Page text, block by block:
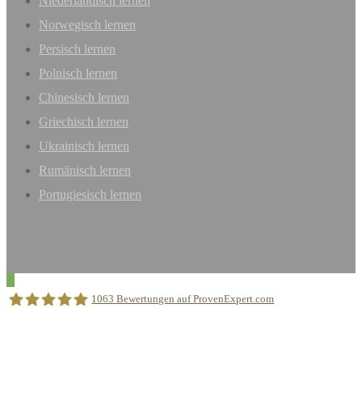
Norwegisch lernen
Persisch lernen
Polnisch lernen
Chinesisch lernen
Griechisch lernen
Ukrainisch lernen
Rumänisch lernen
Portugiesisch lernen
1063 Bewertungen auf ProvenExpert.com